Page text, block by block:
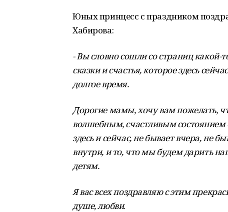
Юных принцесс с праздником
Хабирова:
- Вы словно сошли со страниц
сказки и счастья, которое здесь
долгое время.
Дорогие мамы, хочу вам пожелать,
волшебным, счастливым состоянием
здесь и сейчас, не бывает вчера, не
внутри, и то, что мы будем
детям.
Я вас всех поздравляю с этим
душе, любви.